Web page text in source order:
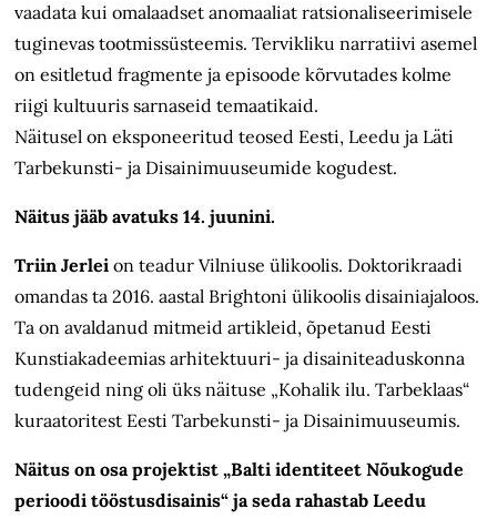
vaadata kui omalaadset anomaaliat ratsionaliseerimisele
tuginevas tootmissüsteemis. Tervikliku narratiivi asemel
on esitletud fragmente ja episoode kõrvutades kolme
riigi kultuuris sarnaseid temaatikaid.
Näitusel on eksponeeritud teosed Eesti, Leedu ja Läti
Tarbekunsti- ja Disainimuuseumide kogudest.
Näitus jääb avatuks 14. juunini.
Triin Jerlei on teadur Vilniuse ülikoolis. Doktorikraadi
omandas ta 2016. aastal Brightoni ülikoolis disainiajaloos.
Ta on avaldanud mitmeid artikleid, õpetanud Eesti
Kunstiakadeemias arhitektuuri- ja disainiteaduskonna
tudengeid ning oli üks näituse „Kohalik ilu. Tarbeklaas“
kuraatoritest Eesti Tarbekunsti- ja Disainimuuseumis.
Näitus on osa projektist „Balti identiteet Nõukogude
perioodi tööstusdisainis“ ja seda rahastab Leedu